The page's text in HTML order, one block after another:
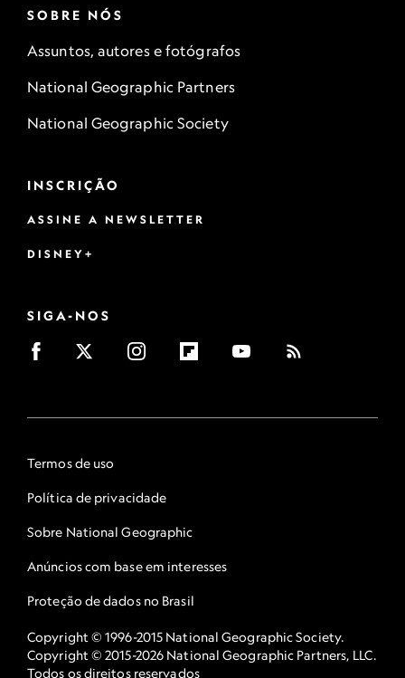
SOBRE NÓS
Assuntos, autores e fotógrafos
National Geographic Partners
National Geographic Society
INSCRIÇÃO
ASSINE A NEWSLETTER
DISNEY+
SIGA-NOS
Termos de uso
Política de privacidade
Sobre National Geographic
Anúncios com base em interesses
Proteção de dados no Brasil
Copyright © 1996-2015 National Geographic Society.
Copyright © 2015-2026 National Geographic Partners, LLC.
Todos os direitos reservados